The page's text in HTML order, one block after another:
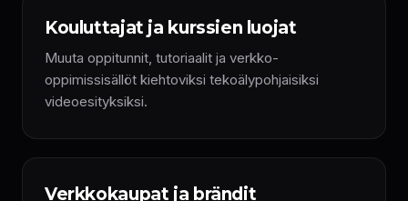
Kouluttajat ja kurssien luojat
Muuta oppitunnit, tutoriaalit ja verkko-
oppimissisällöt kiehtoviksi tekoälypohjaisiksi
videoesityksiksi.
Verkkokaupat ja brändit